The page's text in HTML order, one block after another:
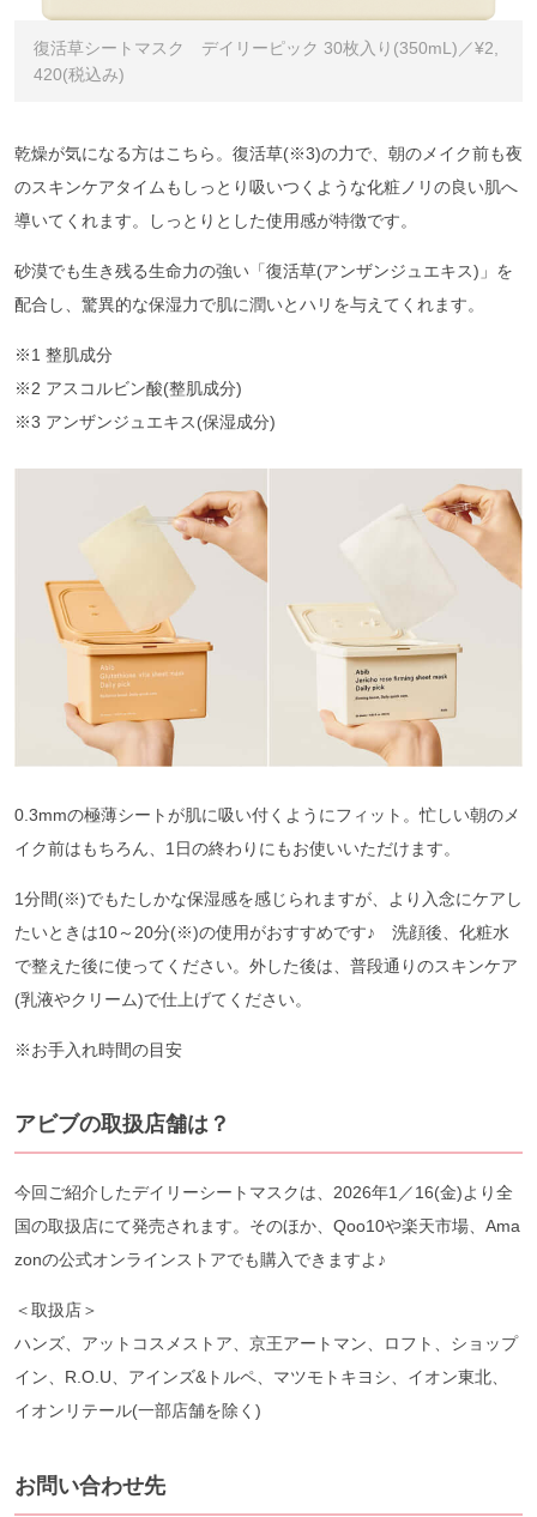
復活草シートマスク デイリーピック 30枚⼊り(350mL)／¥2,
420(税込み)
乾燥が気になる方はこちら。復活草(※3)の力で、朝のメイク前も夜
のスキンケアタイムもしっとり吸いつくような化粧ノリの良い肌へ
導いてくれます。しっとりとした使用感が特徴です。
砂漠でも生き残る生命力の強い「復活草(アンザンジュエキス)」を
配合し、驚異的な保湿力で肌に潤いとハリを与えてくれます。
※1 整肌成分
※2 アスコルビン酸(整肌成分)
※3 アンザンジュエキス(保湿成分)
0.3mmの極薄シートが肌に吸い付くようにフィット。忙しい朝のメ
イク前はもちろん、1⽇の終わりにもお使いいただけます。
1分間(※)でもたしかな保湿感を感じられますが、より入念にケアし
たいときは10～20分(※)の使用がおすすめです♪ 洗顔後、化粧水
で整えた後に使ってください。外した後は、普段通りのスキンケア
(乳液やクリーム)で仕上げてください。
※お手入れ時間の目安
アビブの取扱店舗は？
今回ご紹介したデイリーシートマスクは、2026年1／16(金)より全
国の取扱店にて発売されます。そのほか、Qoo10や楽天市場、Ama
zonの公式オンラインストアでも購入できますよ♪
＜取扱店＞
ハンズ、アットコスメストア、京王アートマン、ロフト、ショップ
イン、R.O.U、アインズ&トルペ、マツモトキヨシ、イオン東北、
イオンリテール(一部店舗を除く)
お問い合わせ先